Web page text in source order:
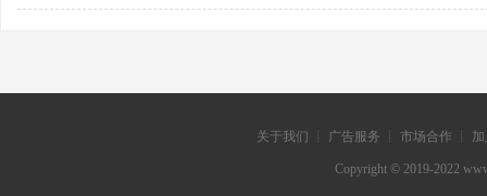
关于我们 ┊ 广告服务 ┊ 市场合作 ┊
Copyright © 2019-2022